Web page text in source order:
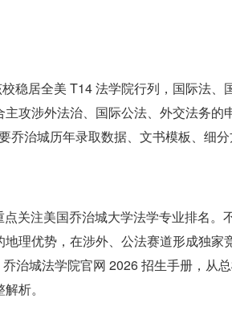
稳居全美 T14 法学院行列，国际法、
攻涉外法治、国际公法、外交法务的
乔治城历年录取数据、文书模板、细
关注美国乔治城大学法学专业排名。
理优势，在涉外、公法赛道形成独家
治城法学院官网 2026 招生手册，从
析。